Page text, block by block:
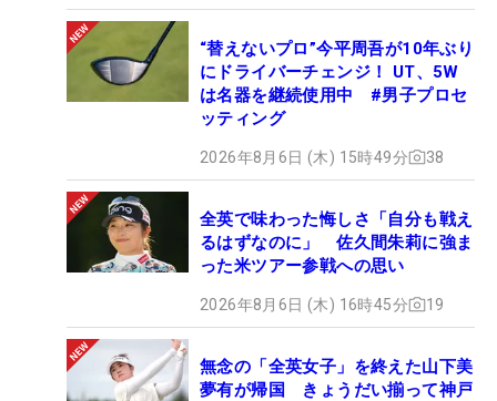
“替えないプロ”今平周吾が10年ぶり
にドライバーチェンジ！ UT、5W
は名器を継続使用中 #男子プロセ
ッティング
2026年8月6日 (木) 15時49分 38
全英で味わった悔しさ「自分も戦え
るはずなのに」 佐久間朱莉に強ま
った米ツアー参戦への思い
2026年8月6日 (木) 16時45分 19
無念の「全英女子」を終えた山下美
夢有が帰国 きょうだい揃って神戸